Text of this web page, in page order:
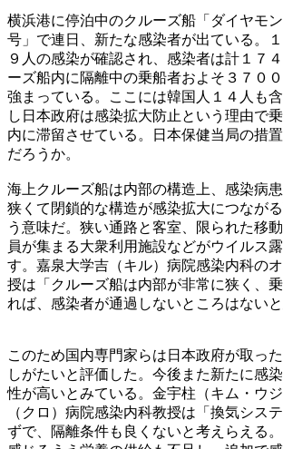
横浜港に停泊中のクルーズ船「ダイヤモ
号」で連日、新たな感染者が出ている。
９人の感染が確認され、感染者は計１７
ーズ船内に隔離中の乗船者およそ３７０
強まっている。ここには韓国人１４人も
し日本政府は感染拡大防止という理由で
内に滞留させている。日本保健当局の措
だろうか。
海上クルーズ船は内部の構造上、感染病患
狭くて閉鎖的な構造が感染拡大につなが
う意味だ。狭い通路と客室、限られた移
員が集まる大衆利用施設などがウイルス
す。嘉泉大学吉（キル）病院感染内科の
授は「クルーズ船は内部が非常に狭く、
れば、感染者が通過しないところはないと
このため国内専門家らは日本政府が取っ
しがたいと評価した。今後また新たに感
性が高いとみている。金宇柱（キム・ウ
（クロ）病院感染内科教授は「換気シス
ずで、隔離条件も良くないと考えらえる